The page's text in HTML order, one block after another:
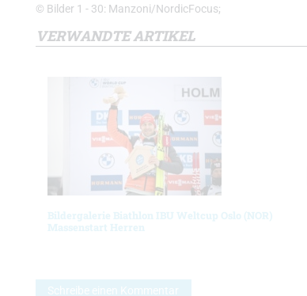
© Bilder 1 - 30: Manzoni/NordicFocus;
VERWANDTE ARTIKEL
Bildergalerie Biathlon IBU Weltcup Oslo (NOR)
Massenstart Herren
Schreibe einen Kommentar